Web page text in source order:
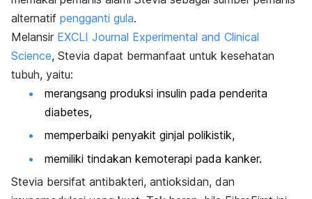
alternatif pengganti gula.
Melansir EXCLI Journal Experimental and Clinical
Science, Stevia dapat bermanfaat untuk kesehatan
tubuh, yaitu:
merangsang produksi insulin pada penderita
diabetes,
memperbaiki penyakit ginjal polikistik,
memiliki tindakan kemoterapi pada kanker.
Stevia bersifat antibakteri, antioksidan, dan